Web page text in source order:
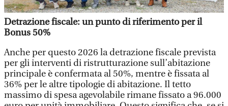
Detrazione fiscale: un punto di riferimento per il
Bonus 50%
Anche per questo 2026 la detrazione fiscale prevista
per gli interventi di ristrutturazione sull’abitazione
principale è confermata al 50%, mentre è fissata al
36% per le altre tipologie di abitazione. Il tetto
massimo di spesa agevolabile rimane fissato a 96.000